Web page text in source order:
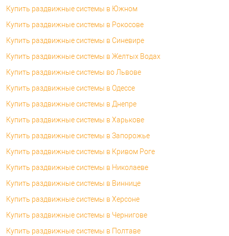
Купить раздвижные системы в Южном
Купить раздвижные системы в Рокосове
Купить раздвижные системы в Синевире
Купить раздвижные системы в Желтых Водах
Купить раздвижные системы во Львове
Купить раздвижные системы в Одессе
Купить раздвижные системы в Днепре
Купить раздвижные системы в Харькове
Купить раздвижные системы в Запорожье
Купить раздвижные системы в Кривом Роге
Купить раздвижные системы в Николаеве
Купить раздвижные системы в Виннице
Купить раздвижные системы в Херсоне
Купить раздвижные системы в Чернигове
Купить раздвижные системы в Полтаве